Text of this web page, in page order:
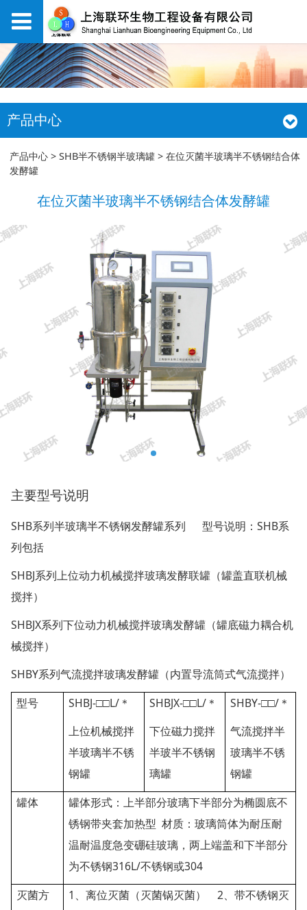
产品中心
在位灭菌半玻璃半不锈
钢结合体发酵罐
产品中心 >SHB半不锈钢半玻璃罐 >在位灭菌半玻璃半不锈钢结合体
发酵罐
在位灭菌半玻璃半不锈钢结合体发酵罐
主要型号说明
SHB系列半玻璃半不锈钢发酵罐系列 型号说明： SHB系
列包括
SHBJ系列上位动力机械搅拌玻璃发酵联罐（罐盖直联机械
搅拌）
SHBJX系列下位动力机械搅拌玻璃发酵罐（罐底磁力耦合机
械搅拌）
SHBY系列气流搅拌玻璃发酵罐（内置导流筒式气流搅拌）
型号 SHBJ-□□L/＊
上位机械搅拌
半玻璃半不锈
钢罐
SHBJX-□□L/＊
下位磁力搅拌
半玻半不锈钢
璃罐
SHBY-□□/＊
气流搅拌半
玻璃半不锈
钢罐
罐体
罐体形式：上半部分玻璃下半部分为椭圆底不
锈钢带夹套加热型 材质：玻璃筒体为耐压耐
温耐温度急变硼硅玻璃，两上端盖和下半部分
为不锈钢316L/不锈钢或304
灭菌方
1 、离位灭菌（灭菌锅灭菌） 2 、带不锈钢灭